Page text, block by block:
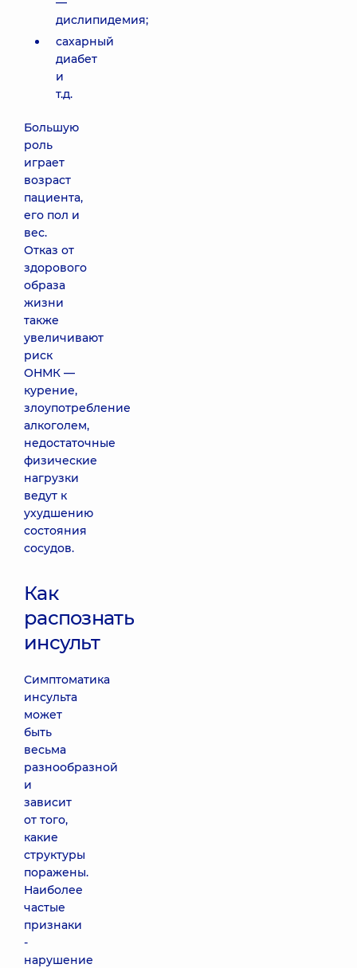
дислипидемия;
сахарный
диабет
и
т.д.
Большую
роль
играет
возраст
пациента,
его пол и
вес.
Отказ от
здорового
образа
жизни
также
увеличивают
риск
ОНМК —
курение,
злоупотребление
алкоголем,
недостаточные
физические
нагрузки
ведут к
ухудшению
состояния
сосудов.
Как
распознать
инсульт
Симптоматика
инсульта
может
быть
весьма
разнообразной
и
зависит
от того,
какие
структуры
поражены.
Наиболее
частые
признаки
-
нарушение